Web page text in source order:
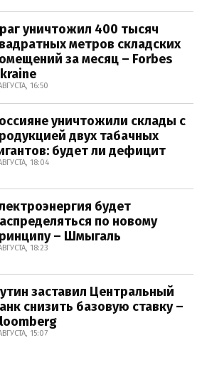
уничтожил 400 тысяч
метров складских
за месяц – Forbes
16:50
уничтожили склады с
двух табачных
будет ли дефицит
18:04
будет
по новому
– Шмыгаль
18:23
заставил Центральный
снизить базовую ставку –
15:07